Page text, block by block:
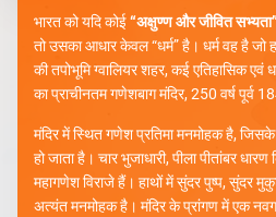
भारत को यदि कोई“अक्षुण्ण और जीवित सभ्यता”
तो उसका आधार केवल “धर्म” है। धर्म वह है जो
की तपोभूमि ग्वालियर शहर, कई एतिहासिक एवं
का प्राचीनतम गणेशबाग मंदिर, 250 वर्ष पूर्व
मंदिर में स्थित गणेश प्रतिमा मनमोहक है, जिसके
हो जाता है। चार भुजाधारी, पीला पीतांबर
महागणेश विराजे हैं। हाथों में सुंदर पुष्प, सुंदर
अत्यंत मनमोहक है। मंदिर के प्रांगण में एक